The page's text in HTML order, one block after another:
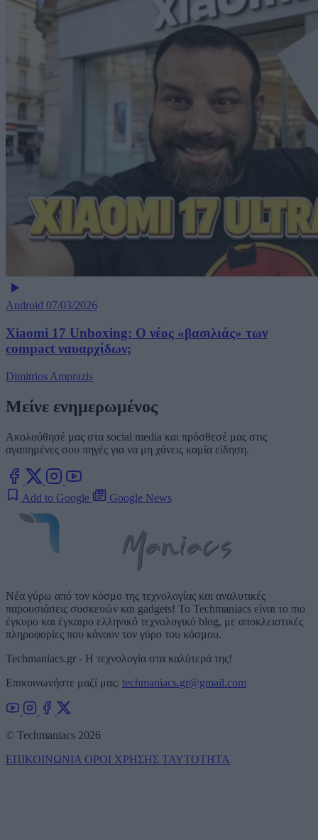
Android 07/03/2026
Xiaomi 17 Unboxing: Ο νέος «βασιλιάς» των
compact ναυαρχίδων;
Dimitrios Amprazis
Μείνε ενημερωμένος
Ακολούθησέ μας στα social media και πρόσθεσέ μας στις
αγαπημένες σου πηγές για να μη χάνεις καμία είδηση.
Add to Google Google News
Νέα γύρω από τον κόσμο της τεχνολογίας και αναλυτικές
παρουσιάσεις συσκευών και gadgets! Το Techmaniacs είναι το πιο
έγκυρο και έγκαιρο ελληνικό τεχνολογικό blog, με αποκλειστικές
πληροφορίες που κάνουν τον γύρο του κόσμου.
Techmaniacs.gr - Η τεχνολογία στα καλύτερά της!
Επικοινωνήστε μαζί μας: techmaniacs.gr@gmail.com
© Techmaniacs 2026
ΕΠΙΚΟΙΝΩΝΙΑ ΟΡΟΙ ΧΡΗΣΗΣ ΤΑΥΤΟΤΗΤΑ